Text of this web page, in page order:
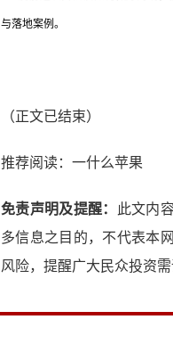
与落地案例。
（正文已结束）
推荐阅读： 一什么苹果
免责声明及提醒：
此文内
多信息之目的，不代表本
风险，提醒广大民众投资需